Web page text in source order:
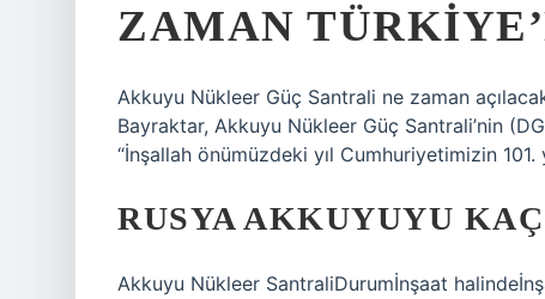
ZAMAN
Akkuyu Nükleer Güç Santrali ne zaman
Bayraktar, Akkuyu Nükleer Güç Santrali’nin
“İnşallah önümüzdeki yıl Cumhuriyetimizin
RUSYA AKKUYUYU
Akkuyu Nükleer SantraliDurumİnşaat